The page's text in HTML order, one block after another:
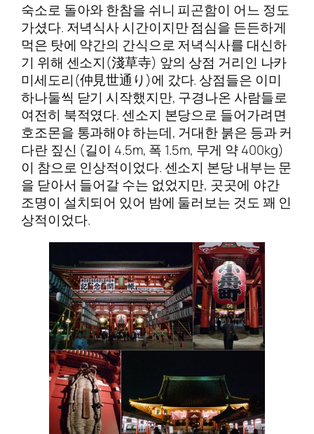
숙소로 돌아와 한참을 쉬니 피곤함이 어느 정도
가셨다. 저녁식사 시간이지만 점심을 든든하게
먹은 탓에 약간의 간식으로 저녁식사를 대신하
기 위해 센소지(淺草寺) 앞의 상점 거리인 나카
미세도리(仲見世通り)에 갔다. 상점들은 이미
하나둘씩 닫기 시작했지만, 구경나온 사람들로
여전히 북적였다. 센소지 본당으로 들어가려면
호조몬을 통과해야 하는데, 거대한 붉은 등과 커
다란 짚신 (길이 4.5m, 폭 1.5m, 무게 약 400kg)
이 참으로 인상적이었다. 센소지 본당 내부는 문
을 닫아서 들어갈 수는 없었지만, 곳곳에 야간
조명이 설치되어 있어 밤에 둘러보는 것도 꽤 인
상적이었다.